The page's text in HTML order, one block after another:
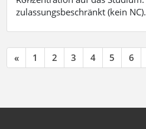
zulassungsbeschränkt (kein
« 1 2 3 4 5 6